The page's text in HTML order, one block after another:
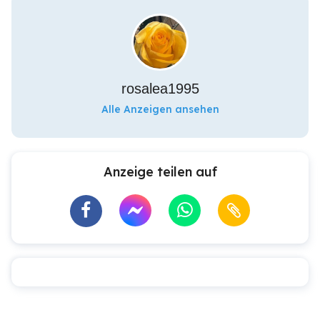
rosalea1995
Alle Anzeigen ansehen
Anzeige teilen auf